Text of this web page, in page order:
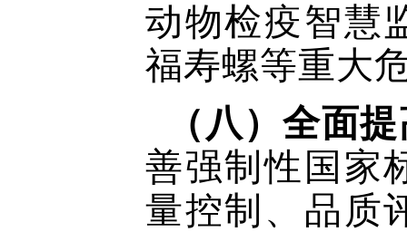
动物检疫智慧
福寿螺等重大
（八）全面
善强制性国家
量控制、品质